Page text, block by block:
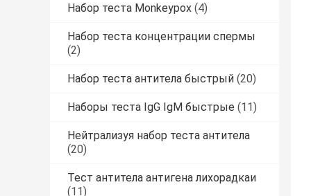
Набор теста Monkeypox (4)
Набор теста концентрации спермы
(2)
Набор теста антитела быстрый (20)
Наборы теста IgG IgM быстрые (11)
Нейтрализуя набор теста антитела
(20)
Тест антитела антигена лихорадкаи
(11)